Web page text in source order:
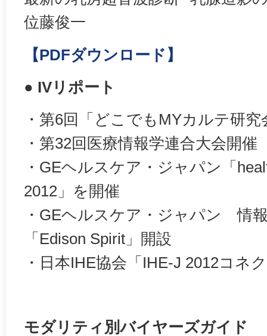
位藤俊一
【PDFダウンロード】
● IVリポート
・第6回「どこでもMYカルテ研究
・第32回医療情報学連合大会開催
・GEヘルスケア・ジャパン「
2012」を開催
・GEヘルスケア・ジャパン 情
「Edison Spirit」開設
・日本IHE協会「IHE-J 2012コネ
モダリティ別バイヤーズガイド